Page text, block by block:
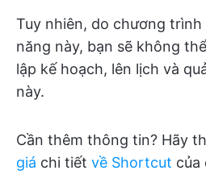
Tuy nhiên, do chương
năng này, bạn sẽ không
lập kế hoạch, lên lịch và
này.
Cần thêm thông tin? Hãy
giá chi tiết về Shortcut của